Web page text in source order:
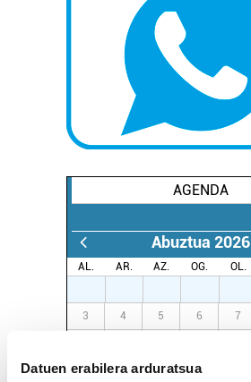
Datuen erabilera arduratsua
AGENDA
Abuztua 2026
AL. AR. AZ. OG. OL.
3 4 5 6 7
17 18 19 20